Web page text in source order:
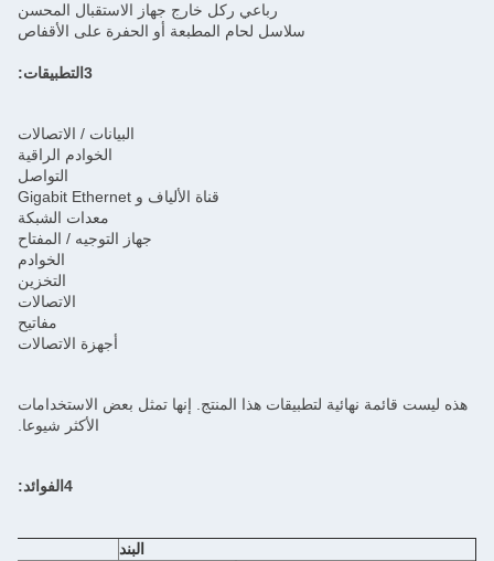
رباعي ركل خارج جهاز الاستقبال المحسن
سلاسل لحام المطبعة أو الحفرة على الأقفاص
3التطبيقات:
البيانات / الاتصالات
الخوادم الراقية
التواصل
قناة الألياف و Gigabit Ethernet
معدات الشبكة
جهاز التوجيه / المفتاح
الخوادم
التخزين
الاتصالات
مفاتيح
أجهزة الاتصالات
هذه ليست قائمة نهائية لتطبيقات هذا المنتج. إنها تمثل بعض الاستخدامات
الأكثر شيوعا.
4الفوائد:
البند